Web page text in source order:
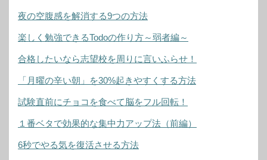
夜の空腹感を解消する9つの方法
楽しく勉強できるTodoの作り方～弱者編～
合格したいなら志望校を周りに言いふらせ！
「月曜の辛い朝」を30%起きやすくする方法
試験直前にチョコを食べて脳をフル回転！
１番ベタで効果的な集中力アップ法（前編）
6秒でやる気を復活させる方法